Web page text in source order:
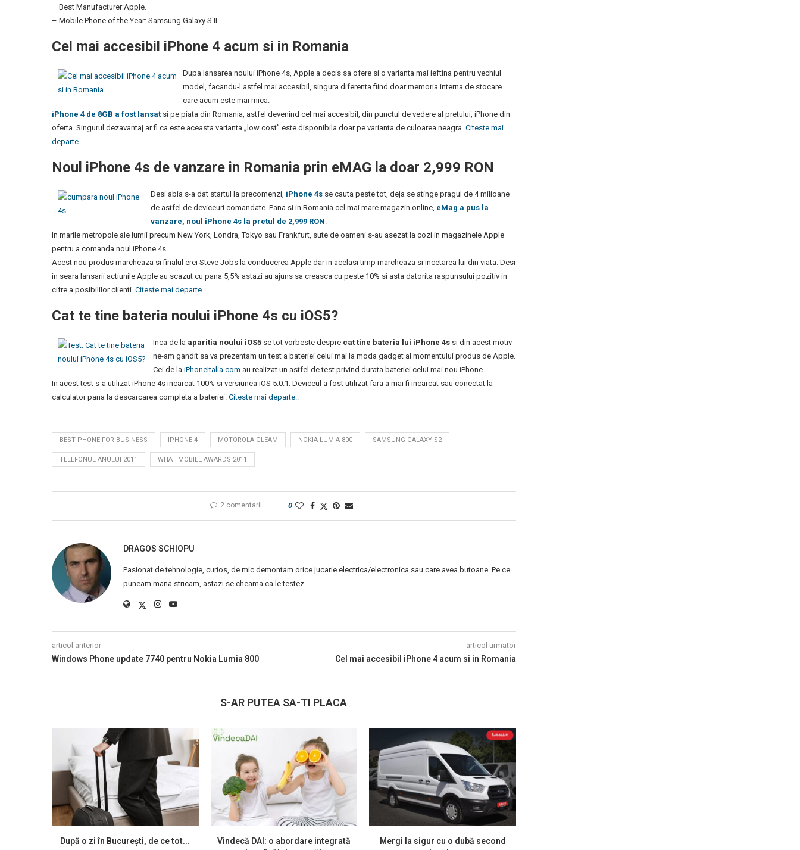
– Best Manufacturer:Apple.
– Mobile Phone of the Year: Samsung Galaxy S II.
Cel mai accesibil iPhone 4 acum si in Romania
Dupa lansarea noului iPhone 4s, Apple a decis sa ofere si o varianta mai ieftina pentru vechiul
model, facandu-l astfel mai accesibil, singura diferenta fiind doar memoria interna de stocare
care acum este mai mica.
iPhone 4 de 8GB a fost lansat si pe piata din Romania, astfel devenind cel mai accesibil, din punctul de vedere al pretului, iPhone din
oferta. Singurul dezavantaj ar fi ca este aceasta varianta „low cost” este disponibila doar pe varianta de culoarea neagra. Citeste mai
departe..
Noul iPhone 4s de vanzare in Romania prin eMAG la doar 2,999 RON
Desi abia s-a dat startul la precomenzi, iPhone 4s se cauta peste tot, deja se atinge pragul de 4 milioane
de astfel de deviceuri comandate. Pana si in Romania cel mai mare magazin online, eMag a pus la
vanzare, noul iPhone 4s la pretul de 2,999 RON.
In marile metropole ale lumii precum New York, Londra, Tokyo sau Frankfurt, sute de oameni s-au asezat la cozi in magazinele Apple
pentru a comanda noul iPhone 4s.
Acest nou produs marcheaza si finalul erei Steve Jobs la conducerea Apple dar in acelasi timp marcheaza si incetarea lui din viata. Desi
in seara lansarii actiunile Apple au scazut cu pana 5,5% astazi au ajuns sa creasca cu peste 10% si asta datorita raspunsului pozitiv in
cifre a posibililor clienti. Citeste mai departe..
Cat te tine bateria noului iPhone 4s cu iOS5?
Inca de la aparitia noului iOS5 se tot vorbeste despre cat tine bateria lui iPhone 4s si din acest motiv
ne-am gandit sa va prezentam un test a bateriei celui mai la moda gadget al momentului produs de Apple.
Cei de la iPhoneItalia.com au realizat un astfel de test privind durata bateriei celui mai nou iPhone.
In acest test s-a utilizat iPhone 4s incarcat 100% si versiunea iOS 5.0.1. Deviceul a fost utilizat fara a mai fi incarcat sau conectat la
calculator pana la descarcarea completa a bateriei. Citeste mai departe..
BEST PHONE FOR BUSINESS IPHONE 4 MOTOROLA GLEAM NOKIA LUMIA 800 SAMSUNG GALAXY S2
TELEFONUL ANULUI 2011 WHAT MOBILE AWARDS 2011
2 comentarii 0
DRAGOS SCHIOPU
Pasionat de tehnologie, curios, de mic demontam orice jucarie electrica/electronica sau care avea butoane. Pe ce
puneam mana stricam, astazi se cheama ca le testez.
articol anterior
Windows Phone update 7740 pentru Nokia Lumia 800
articol urmator
Cel mai accesibil iPhone 4 acum si in Romania
S-AR PUTEA SA-TI PLACA
După o zi în București, de ce tot...
Vindecă DAI: o abordare integrată
Mergi la sigur cu o dubă second